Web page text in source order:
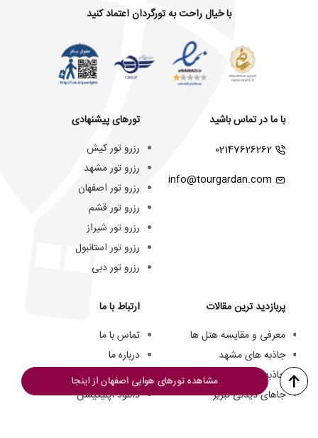
مشاهده تورهای هوایی اصفهان از اینجا
با خیال راحت به تورگردان اعتماد کنید
با ما در تماس باشید
02147626262
info@tourgardan.com
تورهای پیشنهادی
رزرو تور کیش
رزرو تور مشهد
رزرو تور اصفهان
رزرو تور قشم
رزرو تور شیراز
رزرو تور استانبول
رزرو تور دبی
پربازدید ترین مقالات
معرفی و مقایسه هتل ها
جاذبه های مشهد
جاذبه های کیش
جاهای دیدنی تبریز
ارتباط با ما
تماس با ما
درباره ما
تیم ما
دانلود اپلیکیشن